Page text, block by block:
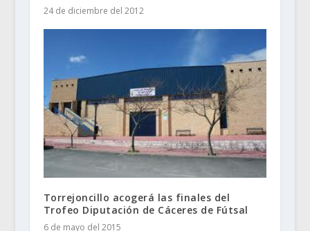
24 de diciembre del 2012
Torrejoncillo acogerá las finales del
Trofeo Diputación de Cáceres de Fútsal
6 de mayo del 2015